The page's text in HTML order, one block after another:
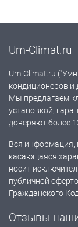
Um-Climat.ru
Um-Climat.ru
кондиционеров и
Мы предлагаем
установкой,
доверяют более
Вся информация,
касающаяся
носит
публичной
Гражданского
Отзывы